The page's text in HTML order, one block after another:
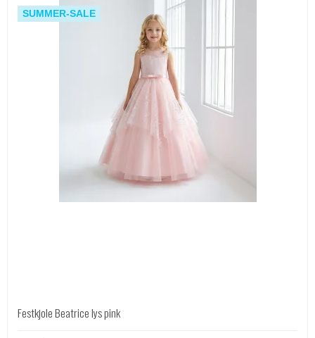
SUMMER-SALE
Festkjole Beatrice lys pink